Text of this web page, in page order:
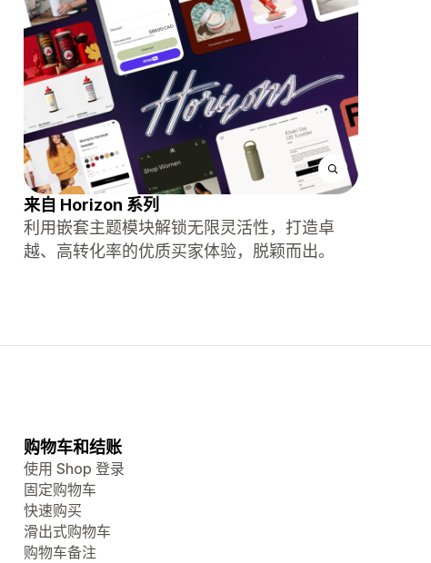
来自 Horizo​​n 系列
利用嵌套主题模块解锁无限灵活性，打造卓
越、高转化率的优质买家体验，脱颖而出。
购物车和结账
使用 Shop 登录
固定购物车
快速购买
滑出式购物车
购物车备注